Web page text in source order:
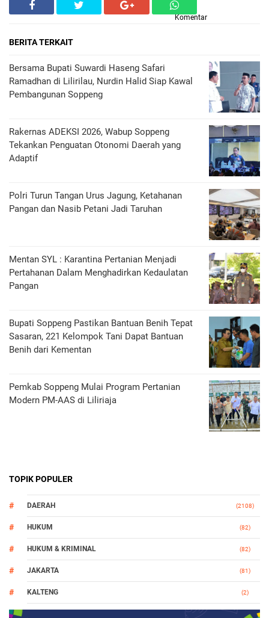
Komentar
BERITA TERKAIT
Bersama Bupati Suwardi Haseng Safari
Ramadhan di Lilirilau, Nurdin Halid Siap Kawal
Pembangunan Soppeng
Rakernas ADEKSI 2026, Wabup Soppeng
Tekankan Penguatan Otonomi Daerah yang
Adaptif
Polri Turun Tangan Urus Jagung, Ketahanan
Pangan dan Nasib Petani Jadi Taruhan
Mentan SYL : Karantina Pertanian Menjadi
Pertahanan Dalam Menghadirkan Kedaulatan
Pangan
Bupati Soppeng Pastikan Bantuan Benih Tepat
Sasaran, 221 Kelompok Tani Dapat Bantuan
Benih dari Kementan
Pemkab Soppeng Mulai Program Pertanian
Modern PM-AAS di Liliriaja
TOPIK POPULER
DAERAH (2108)
HUKUM (82)
HUKUM & KRIMINAL (82)
JAKARTA (81)
KALTENG (2)
(147)